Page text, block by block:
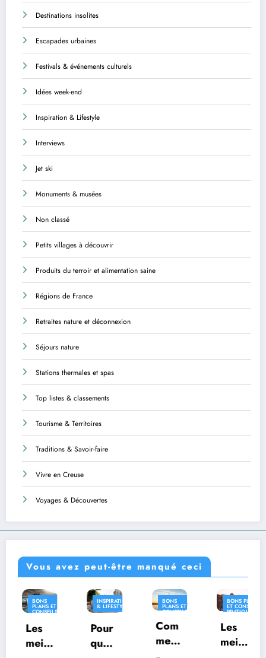
Destinations insolites
Escapades urbaines
Festivals & événements culturels
Idées week-end
Inspiration & Lifestyle
Interviews
Jet ski
Monuments & musées
Non classé
Petits villages à découvrir
Produits du terroir et alimentation saine
Régions de France
Retraites nature et déconnexion
Séjours nature
Stations thermales et spas
Top listes & classements
Tourisme & Territoires
Traditions & Savoir-faire
Vivre en Creuse
Voyages & Découvertes
Vous avez peut-être manqué ceci
INSPIRATION
& LIFESTYLE
Pour
quoi
BONS
PLANS ET
CONSEILS
Com
ment
BONS PLANS
ET CONSEILS
PRATIQUES
INSPIRATION
& LIFESTYLE
Les
meill
& LIFESTYLE
Où
vivre